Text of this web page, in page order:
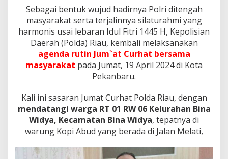
t
P
e
r
d
a
n
a
w
i
a
y
Sebagai bentuk wujud hadirnya Polri ditengah
masyarakat serta terjalinnya silaturahmi yang
harmonis usai lebaran Idul Fitri 1445 H, Kepolisian
Daerah (Polda) Riau, kembali melaksanakan
agenda rutin Jum`at Curhat bersama
masyarakat pada Jumat, 19 April 2024 di Kota
Pekanbaru.
Kali ini sasaran Jumat Curhat Polda Riau, dengan
mendatangi warga RT 01 RW 06 Kelurahan Bina
Widya, Kecamatan Bina Widya, tepatnya di
warung Kopi Abud yang berada di Jalan Melati,